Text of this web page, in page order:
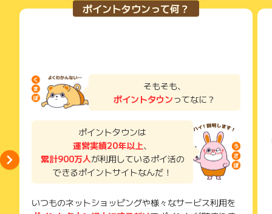
ポイントタウンって何？
そもそも、
ポイントタウンってなに？
ポイントタウンは
運営実績20年以上、
累計900万人が利用しているポイ活の
できるポイントサイトなんだ！
いつものネットショッピングや様々なサービス利用を